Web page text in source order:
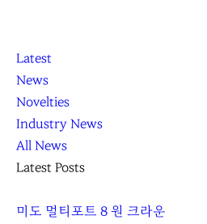
K
L
O
C
C
A
닫
기
K
L
O
C
C
A
Latest
News
Novelties
Industry News
All News
Latest Posts
미도 멀티포트 8 원 크라운